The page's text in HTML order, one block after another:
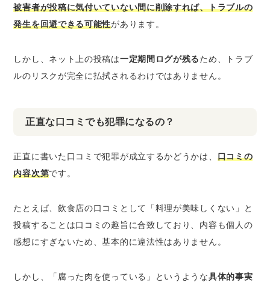
被害者が投稿に気付いていない間に削除すれば、トラブルの
発生を回避できる可能性があります。
しかし、ネット上の投稿は一定期間ログが残るため、トラブ
ルのリスクが完全に払拭されるわけではありません。
正直な口コミでも犯罪になるの？
正直に書いた口コミで犯罪が成立するかどうかは、 口コミの
内容次第です。
たとえば、飲食店の口コミとして「料理が美味しくない」と
投稿することは口コミの趣旨に合致しており、内容も個人の
感想にすぎないため、基本的に違法性はありません。
しかし、「腐った肉を使っている」というような具体的事実